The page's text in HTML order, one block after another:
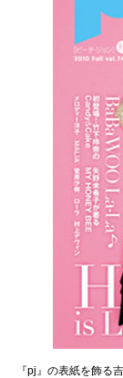
『pj』の表紙を飾る